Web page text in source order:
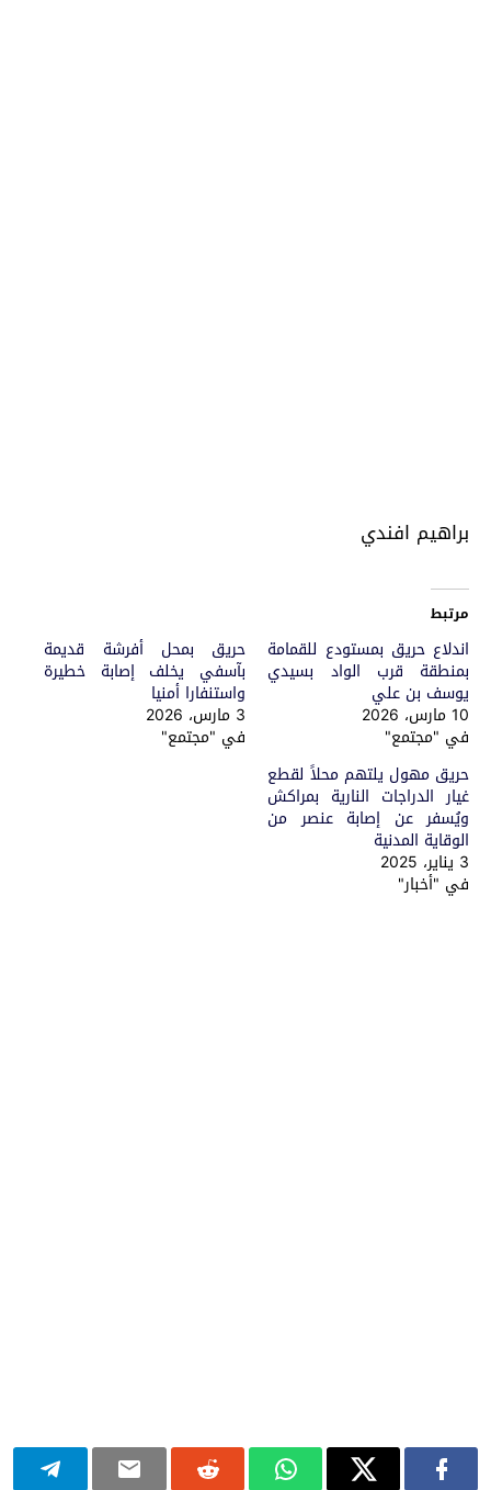
براهيم افندي
مرتبط
اندلاع حريق بمستودع للقمامة
بمنطقة قرب الواد بسيدي
يوسف بن علي
10 مارس، 2026
في "مجتمع"
حريق بمحل أفرشة قديمة
بآسفي يخلف إصابة خطيرة
واستنفارا أمنيا
3 مارس، 2026
في "مجتمع"
حريق مهول يلتهم محلاً لقطع
غيار الدراجات النارية بمراكش
ويُسفر عن إصابة عنصر من
الوقاية المدنية
3 يناير، 2025
في "أخبار"